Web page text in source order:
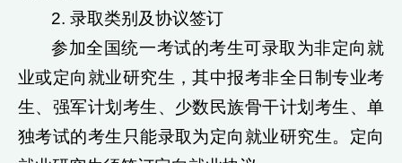
2. 录取类别及协议签订
参加全国统一考试的考生可录取为非定向就
业或定向就业研究生，其中报考非全日制专业考
生、强军计划考生、少数民族骨干计划考生、单
独考试的考生只能录取为定向就业研究生。定向